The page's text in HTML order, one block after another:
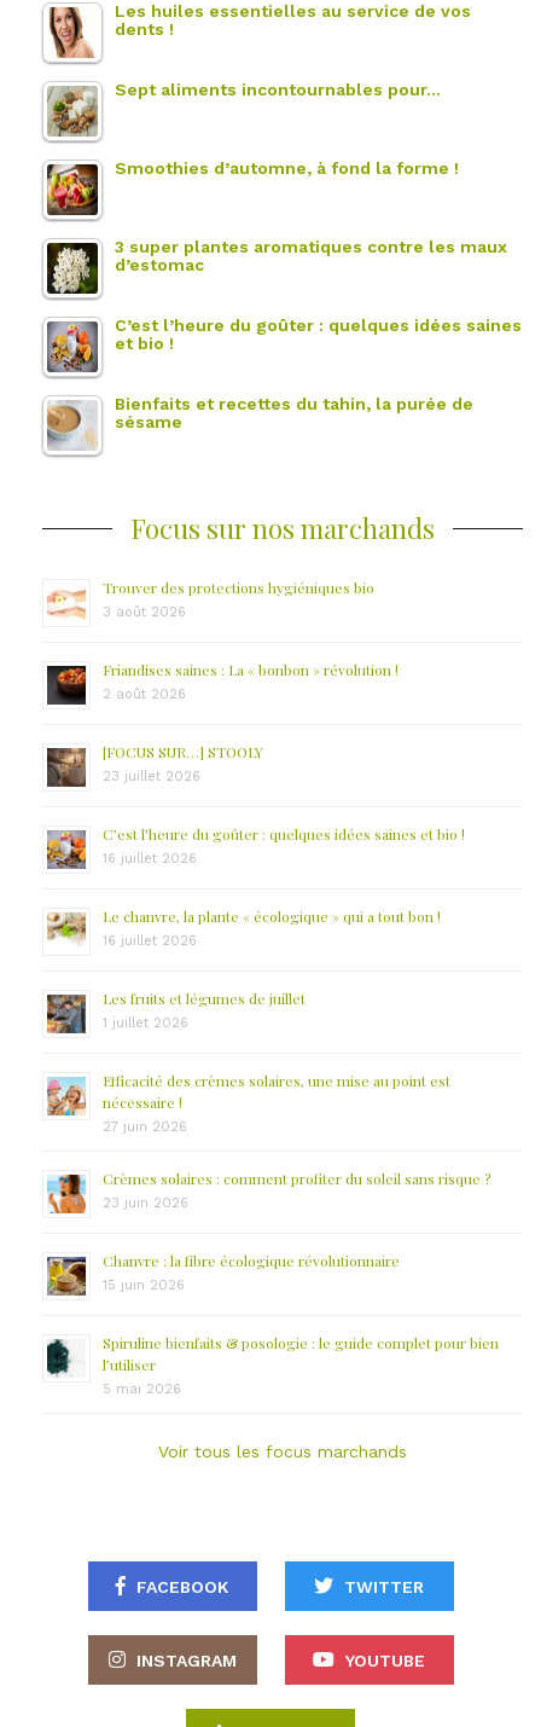
Les huiles essentielles au service de vos
dents !
Sept aliments incontournables pour…
Smoothies d’automne, à fond la forme !
3 super plantes aromatiques contre les maux
d’estomac
C’est l’heure du goûter : quelques idées saines
et bio !
Bienfaits et recettes du tahin, la purée de
sésame
Focus sur nos marchands
Trouver des protections hygiéniques bio
3 août 2026
Friandises saines : La « bonbon » révolution !
2 août 2026
[FOCUS SUR…] STOOLY
23 juillet 2026
C’est l’heure du goûter : quelques idées saines et bio !
16 juillet 2026
Le chanvre, la plante « écologique » qui a tout bon !
16 juillet 2026
Les fruits et légumes de juillet
1 juillet 2026
Efficacité des crèmes solaires, une mise au point est
nécessaire !
27 juin 2026
Crèmes solaires : comment profiter du soleil sans risque ?
23 juin 2026
Chanvre : la fibre écologique révolutionnaire
15 juin 2026
Spiruline bienfaits & posologie : le guide complet pour bien
l’utiliser
5 mai 2026
Voir tous les focus marchands
FACEBOOK TWITTER
INSTAGRAM YOUTUBE